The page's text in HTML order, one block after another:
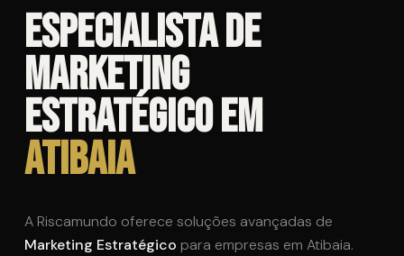
Especialista de
Marketing
Estratégico em
Atibaia
A Riscamundo oferece soluções avançadas de
Marketing Estratégico para empresas em Atibaia.